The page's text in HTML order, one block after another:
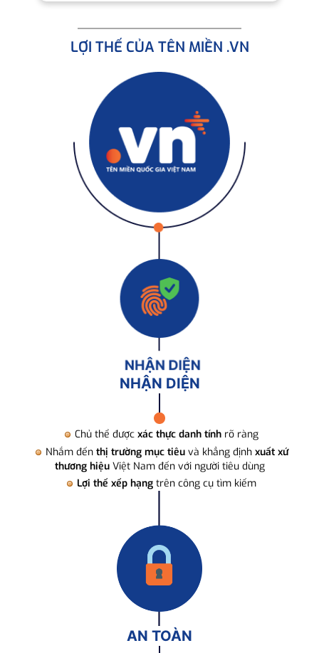
LỢI THẾ CỦA TÊN MIỀN .VN
NHẬN DIỆN
Chủ thể được xác thực danh tính rõ ràng
Nhắm đến thị trường mục tiêuvà khẳng định xuất xứ
thương hiệuViệt Nam đến với người tiêu dùng
Lợi thế xếp hạng trên công cụ tìm kiếm
AN TOÀN